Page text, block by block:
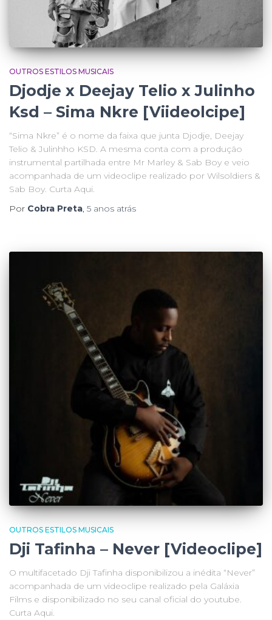
OUTROS ESTILOS MUSICAIS
Djodje x Deejay Telio x Julinho
Ksd – Sima Nkre [Viideolcipe]
“Sima Nkre” é o nome da faixa que junta Djodje, Deejay
Telio & Julinhho KSD. A mesma conta com a produção
instrumental partilhada entre Mr Marley & Sab Boy e veio
acompanhada de um videoclipe realizado por Wilsoldiers &
Sab Boy. Curta Aqui.
Por Cobra Preta, 5 anos atrás
OUTROS ESTILOS MUSICAIS
Dji Tafinha – Never [Videoclipe]
O multifacetado Dji Tafinha disponibilizou a inédita “Never”
acompanhada de um videoclipe realizado pela Galáxia
Films e disponibilizado no seu canal oficial do youtube.
Curta Aqui.